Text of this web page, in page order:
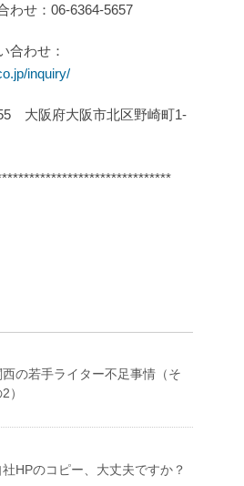
わせ：06-6364-5657
合わせ：
inquiry/
大阪府大阪市北区野崎町1-
西の若手ライター不足事情（そ
）
社HPのコピー、大丈夫ですか？